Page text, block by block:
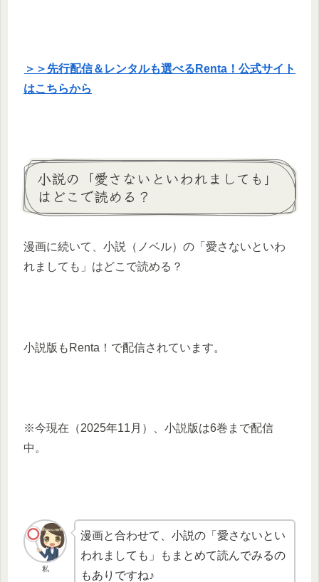
＞＞先行配信＆レンタルも選べるRenta！公式サイト
はこちらから
小説の「愛さないといわれましても」
はどこで読める？
漫画に続いて、小説（ノベル）の「愛さないといわ
れましても」はどこで読める？
小説版もRenta！で配信されています。
※今現在（2025年11月）、小説版は6巻まで配信
中。
私
漫画と合わせて、小説の「愛さないとい
われましても」もまとめて読んでみるの
もありですね♪